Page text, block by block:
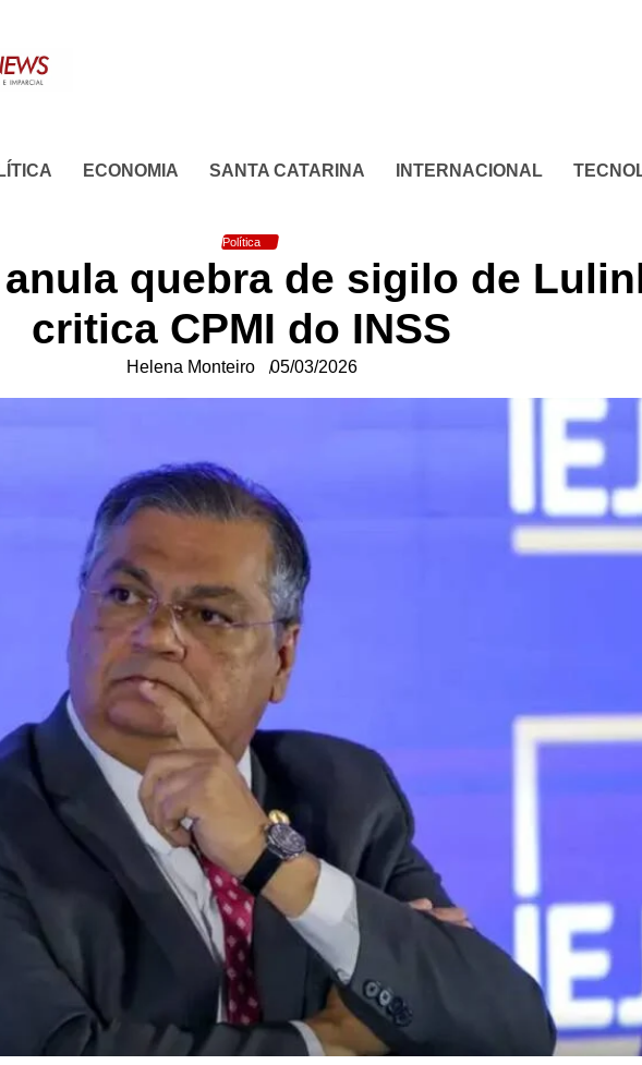
ECONOMIA SANTA CATARINA INTERNACIONAL
Política
quebra de sigilo de
critica CPMI do INSS
Helena Monteiro 05/03/2026